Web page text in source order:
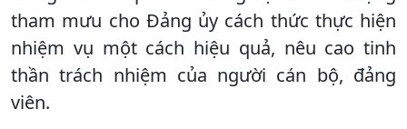
tham mưu cho Đảng ủy cách thức thực hiện
nhiệm vụ một cách hiệu quả, nêu cao tinh
thần trách nhiệm của người cán bộ, đảng
viên.